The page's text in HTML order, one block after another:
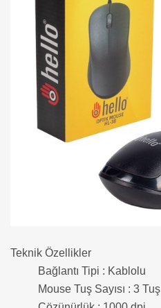
Teknik Özellikler
Bağlantı Tipi : Kablolu
Mouse Tuş Sayısı : 3 Tuş